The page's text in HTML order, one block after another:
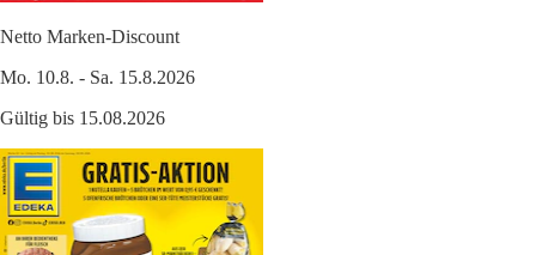
Netto Marken-Discount
Mo. 10.8. - Sa. 15.8.2026
Gültig bis 15.08.2026